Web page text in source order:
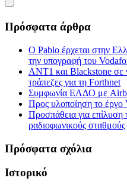
Πρόσφατα άρθρα
Ο Pablo έρχεται στην
την υπογραφή του
ΑΝΤ1 και Blackstone σε
τράπεζες για τη Forthnet
Συμφωνία ΕΛΔΟ με
Προς υλοποίηση το
Προσπάθεια για
ραδιοφωνικούς σταθμούς
Πρόσφατα σχόλια
Ιστορικό